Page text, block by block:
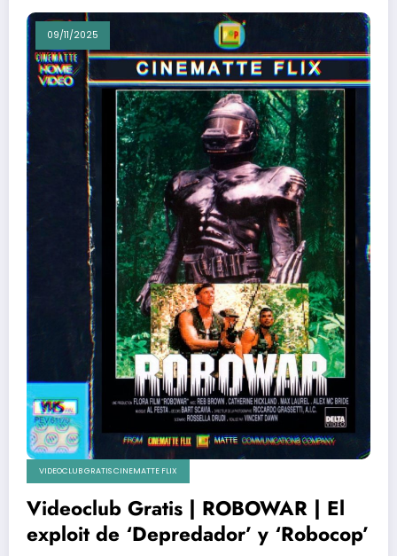
09/11/2025
VIDEOCLUB GRATIS CINEMATTE FLIX
Videoclub Gratis | ROBOWAR | El
exploit de ‘Depredador’ y ‘Robocop’